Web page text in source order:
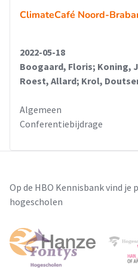
ClimateCafé Noord-
2022-05-18
Boogaard, Floris; Koning,
Roest, Allard; Krol,
Algemeen
Conferentiebijdrage
Op de HBO Kennisbank vind je
hogescholen